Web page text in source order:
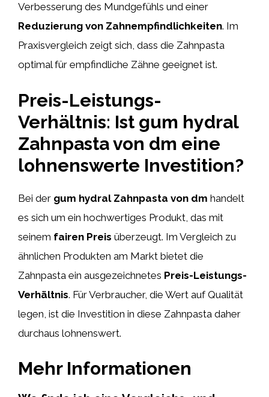
Verbesserung des Mundgefühls und einer
Reduzierung von Zahnempfindlichkeiten. Im
Praxisvergleich zeigt sich, dass die Zahnpasta
optimal für empfindliche Zähne geeignet ist.
Preis-Leistungs-
Verhältnis: Ist gum hydral
Zahnpasta von dm eine
lohnenswerte Investition?
Bei der gum hydral Zahnpasta von dm handelt
es sich um ein hochwertiges Produkt, das mit
seinem fairen Preis überzeugt. Im Vergleich zu
ähnlichen Produkten am Markt bietet die
Zahnpasta ein ausgezeichnetes Preis-Leistungs-
Verhältnis. Für Verbraucher, die Wert auf Qualität
legen, ist die Investition in diese Zahnpasta daher
durchaus lohnenswert.
Mehr Informationen